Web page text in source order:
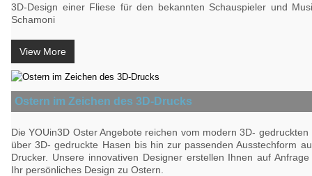
3D-Design einer Fliese für den bekannten Schauspieler und
Schamoni
View More
Ostern im Zeichen des 3D-Drucks
Die YOUin3D Oster Angebote reichen vom modern 3D- gedruckten
über 3D- gedruckte Hasen bis hin zur passenden Ausstechform
Drucker. Unsere innovativen Designer erstellen Ihnen auf
Ihr persönliches Design zu Ostern.